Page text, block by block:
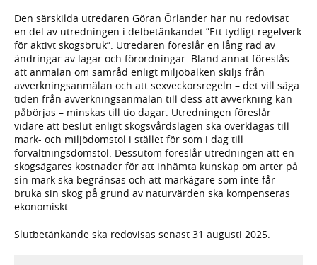
Den särskilda utredaren Göran Örlander har nu redovisat
en del av utredningen i delbetänkandet ”Ett tydligt regelverk
för aktivt skogsbruk”. Utredaren föreslår en lång rad av
ändringar av lagar och förordningar. Bland annat föreslås
att anmälan om samråd enligt miljöbalken skiljs från
avverkningsanmälan och att sexveckorsregeln – det vill säga
tiden från avverkningsanmälan till dess att avverkning kan
påbörjas – minskas till tio dagar. Utredningen föreslår
vidare att beslut enligt skogsvårdslagen ska överklagas till
mark- och miljödomstol i stället för som i dag till
förvaltningsdomstol. Dessutom föreslår utredningen att en
skogsägares kostnader för att inhämta kunskap om arter på
sin mark ska begränsas och att markägare som inte får
bruka sin skog på grund av naturvärden ska kompenseras
ekonomiskt.
Slutbetänkande ska redovisas senast 31 augusti 2025.